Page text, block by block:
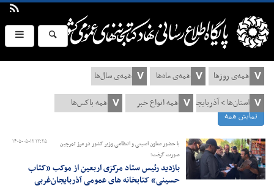
نمایش همه
۱۴۰۵-۰۵-۱۲ ۱۲:۲۵
با حضور معاون امنیتی و انتظامی وزیر کشور در مرز تمرچین
صورت گرفت؛
بازدید رئیس ستاد مرکزی اربعین از موکب «کتاب
حسینی» کتابخانه های عمومی آذربایجان‌غربی